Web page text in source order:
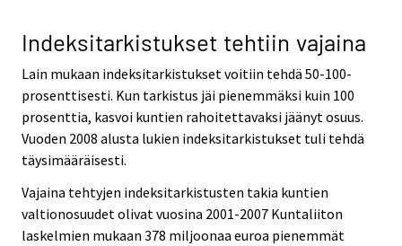
Indeksitarkistukset tehtiin vajaina
Lain mukaan indeksitarkistukset voitiin tehdä 50-100-
prosenttisesti. Kun tarkistus jäi pienemmäksi kuin 100
prosenttia, kasvoi kuntien rahoitettavaksi jäänyt osuus.
Vuoden 2008 alusta lukien indeksitarkistukset tuli tehdä
täysimääräisesti.
Vajaina tehtyjen indeksitarkistusten takia kuntien
valtionosuudet olivat vuosina 2001-2007 Kuntaliiton
laskelmien mukaan 378 miljoonaa euroa pienemmät